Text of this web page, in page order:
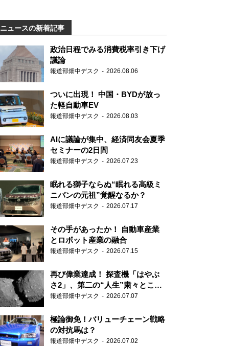
ニュースの新着記事
政治日程でみる消費税率引き下げ
議論
報道部畑中デスク 2026.08.06
ついに出現！ 中国・BYDが放っ
た軽自動車EV
報道部畑中デスク 2026.08.03
AIに議論が集中、経済同友会夏季
セミナーの2日間
報道部畑中デスク 2026.07.23
眠れる獅子ならぬ“眠れる高級ミ
ニバンの元祖”覚醒なるか？
報道部畑中デスク 2026.07.17
その手があったか！ 自動車産業
とロボット産業の融合
報道部畑中デスク 2026.07.15
再び偉業達成！ 探査機「はやぶ
さ2」、第二の“人生”粛々とこな
す
報道部畑中デスク 2026.07.07
極論御免！バリューチェーン戦略
の対抗馬は？
報道部畑中デスク 2026.07.02